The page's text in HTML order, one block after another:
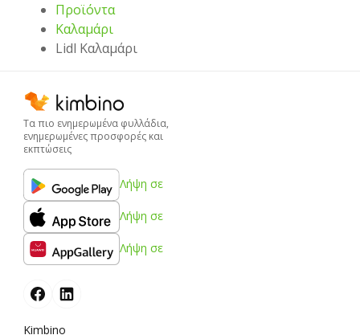
Προϊόντα
Καλαμάρι
Lidl Καλαμάρι
Τα πιο ενημερωμένα φυλλάδια,
ενημερωμένες προσφορές και
εκπτώσεις
Λήψη σε
Λήψη σε
Λήψη σε
Kimbino